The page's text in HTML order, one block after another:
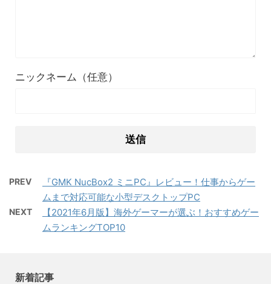
ニックネーム（任意）
PREV
『GMK NucBox2 ミニPC』レビュー！仕事からゲー
ムまで対応可能な小型デスクトップPC
NEXT
【2021年6月版】海外ゲーマーが選ぶ！おすすめゲー
ムランキングTOP10
新着記事